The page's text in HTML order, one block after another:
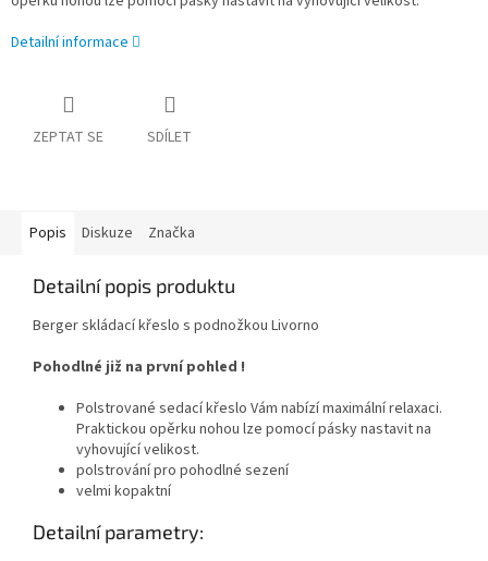
Detailní informace
ZEPTAT SE SDÍLET
Popis Diskuze Značka
Detailní popis produktu
Berger skládací křeslo s podnožkou Livorno
Pohodlné již na první pohled !
Polstrované sedací křeslo Vám nabízí maximální relaxaci.
Praktickou opěrku nohou lze pomocí pásky nastavit na
vyhovující velikost.
polstrování pro pohodlné sezení
velmi kopaktní
Detailní parametry: